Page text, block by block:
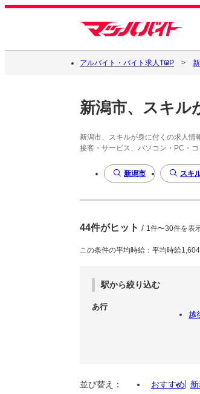
アルバイト・バイト求人TOP
新潟市、スキル
新潟市、スキルが身に付くの求人情
接客・サービス、パソコン・PC・
新潟市 スキ
44件がヒット / 1件〜30件を表
この条件の平均時給：平均時給
駅から絞り込む
あ行
越
並び替え： おすすめ